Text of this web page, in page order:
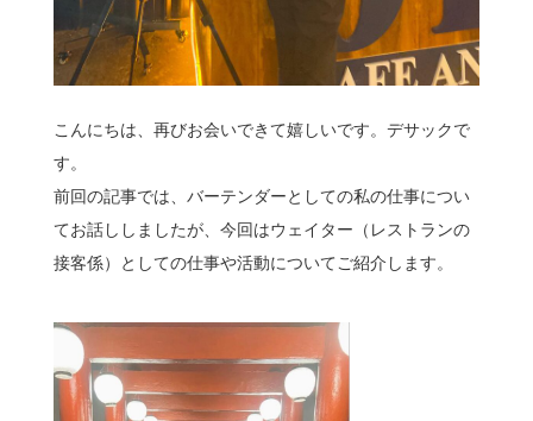
こんにちは、再びお会いできて嬉しいです。デサックで
す。
前回の記事では、バーテンダーとしての私の仕事につい
てお話ししましたが、今回はウェイター（レストランの
接客係）としての仕事や活動についてご紹介します。